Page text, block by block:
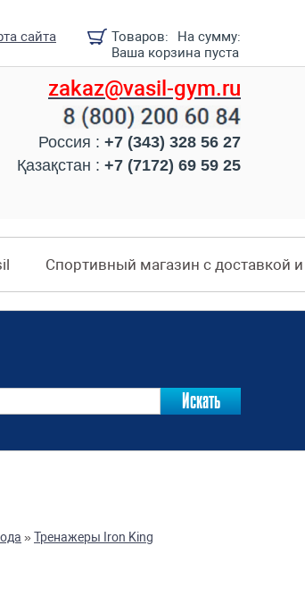
Товаров:
На сумму:
Ваша корзина пуста
сайта
zakaz@vasil-gym.ru
Россия : +7 (343) 328 56 27
Қазақстан : +7 (7172) 69 59 25
Спортивный магазин с доставкой
»Тренажеры Iron King